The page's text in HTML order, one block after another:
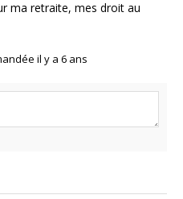
ma retraite, mes droit au
il y a 6 ans